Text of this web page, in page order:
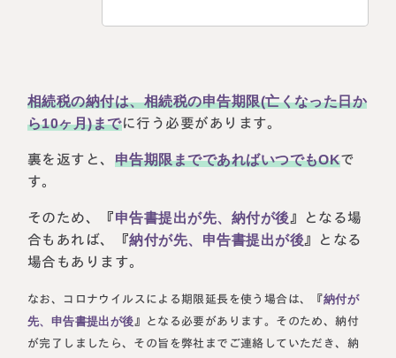
相続税の納付は、相続税の申告期限(亡くなった日か
ら10ヶ月)までに行う必要があります。
裏を返すと、申告期限までであればいつでもOKで
す。
そのため、『申告書提出が先、納付が後 』となる場
合もあれば、『納付が先、申告書提出が後』となる
場合もあります。
なお、コロナウイルスによる期限延長を使う場合は、『納付が
先、申告書提出が後』となる必要があります。そのため、納付
が完了しましたら、その旨を弊社までご連絡していただき、納